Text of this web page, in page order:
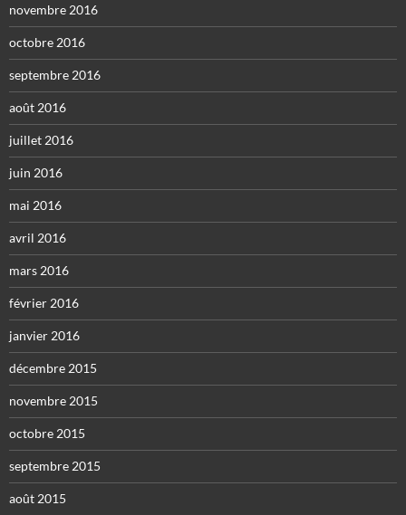
novembre 2016
octobre 2016
septembre 2016
août 2016
juillet 2016
juin 2016
mai 2016
avril 2016
mars 2016
février 2016
janvier 2016
décembre 2015
novembre 2015
octobre 2015
septembre 2015
août 2015